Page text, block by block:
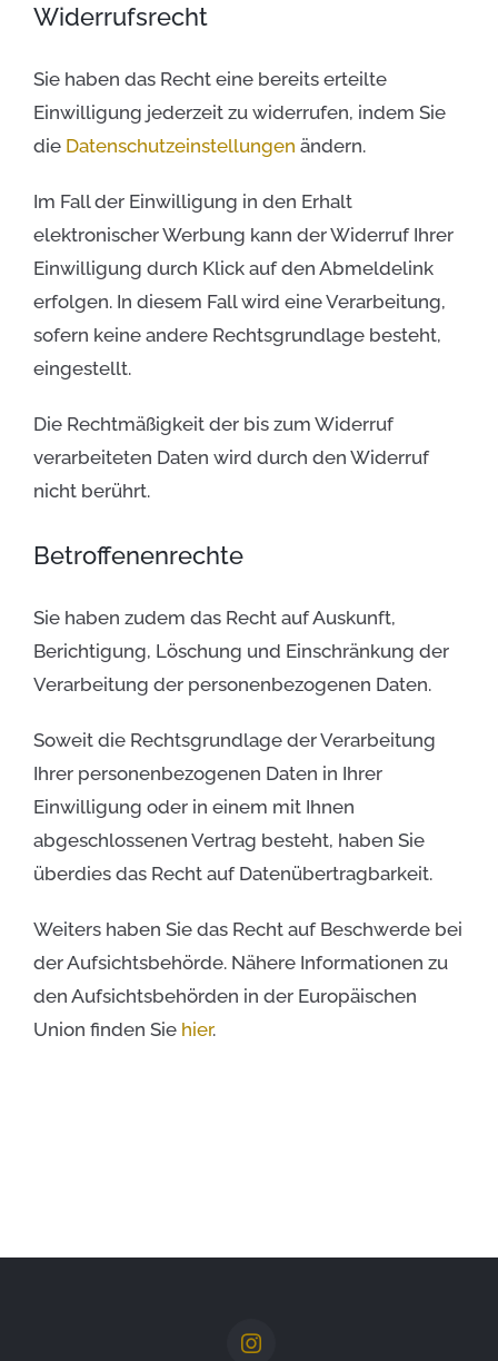
Widerrufsrecht
Sie haben das Recht eine bereits erteilte
Einwilligung jederzeit zu widerrufen, indem Sie
die Datenschutzeinstellungen ändern.
Im Fall der Einwilligung in den Erhalt
elektronischer Werbung kann der Widerruf Ihrer
Einwilligung durch Klick auf den Abmeldelink
erfolgen. In diesem Fall wird eine Verarbeitung,
sofern keine andere Rechtsgrundlage besteht,
eingestellt.
Die Rechtmäßigkeit der bis zum Widerruf
verarbeiteten Daten wird durch den Widerruf
nicht berührt.
Betroffenenrechte
Sie haben zudem das Recht auf Auskunft,
Berichtigung, Löschung und Einschränkung der
Verarbeitung der personenbezogenen Daten.
Soweit die Rechtsgrundlage der Verarbeitung
Ihrer personenbezogenen Daten in Ihrer
Einwilligung oder in einem mit Ihnen
abgeschlossenen Vertrag besteht, haben Sie
überdies das Recht auf Datenübertragbarkeit.
Weiters haben Sie das Recht auf Beschwerde bei
der Aufsichtsbehörde. Nähere Informationen zu
den Aufsichtsbehörden in der Europäischen
Union finden Sie hier.